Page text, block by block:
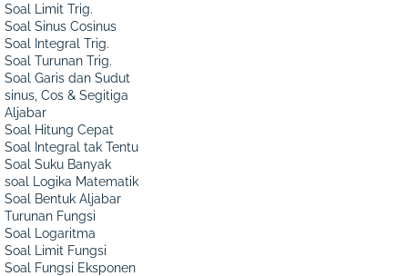
Soal Limit Trig.
Soal Sinus Cosinus
Soal Integral Trig.
Soal Turunan Trig.
Soal Garis dan Sudut
sinus, Cos & Segitiga
Aljabar
Soal Hitung Cepat
Soal Integral tak Tentu
Soal Suku Banyak
soal Logika Matematik
Soal Bentuk Aljabar
Turunan Fungsi
Soal Logaritma
Soal Limit Fungsi
Soal Fungsi Eksponen